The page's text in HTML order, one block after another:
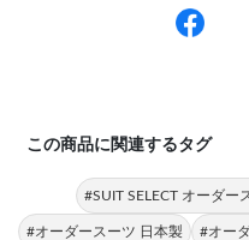
この商品に関連するタグ
#SUIT SELECT オーダー
#オーダースーツ 日本製 #オー